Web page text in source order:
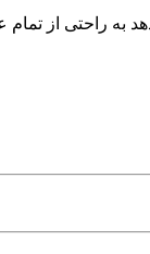
به راحتی از تمام